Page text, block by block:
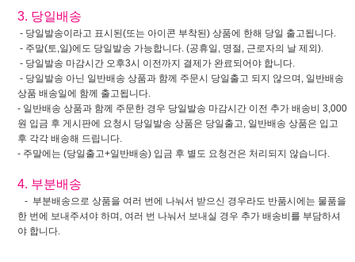
3. 당일배송
- 당일발송이라고 표시된(또는 아이콘 부착된) 상품에 한해 당일 출고됩니다.
- 주말(토,일)에도 당일발송 가능합니다. (공휴일, 명절, 근로자의 날 제외).
- 당일발송 마감시간 오후3시 이전까지 결제가 완료되어야 합니다.
- 당일발송 아닌 일반배송 상품과 함께 주문시 당일출고 되지 않으며, 일반배송
상품 배송일에 함께 출고됩니다.
- 일반배송 상품과 함께 주문한 경우 당일발송 마감시간 이전 추가 배송비 3,000
원 입금 후 게시판에 요청시 당일발송 상품은 당일출고, 일반배송 상품은 입고
후 각각 배송해 드립니다.
- 주말에는 (당일출고+일반배송) 입금 후 별도 요청건은 처리되지 않습니다.
4. 부분배송
- 부분배송으로 상품을 여러 번에 나눠서 받으신 경우라도 반품시에는 물품을
한 번에 보내주셔야 하며, 여러 번 나눠서 보내실 경우 추가 배송비를 부담하셔
야 합니다.